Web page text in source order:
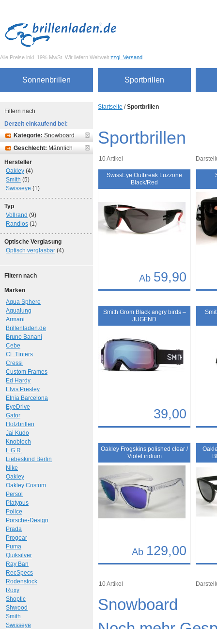
Alle Preise inkl. 19% MwSt. Wir liefern Weltweit zzgl. Versand
Sonnenbrillen Sportbrillen
Startseite /Sportbrillen
Sportbrillen
10 Artikel
SwissEye Outbreak Luzzone
Black/Red
Ab 59,90
Art.-Nr.: 7017 Art.-
Smith Grom Black angry birds –
JUGEND
39,00
Art.-Nr.: 10692 Art.-
Oakley Frogskins polished clear /
Violet iridium
Ab 129,00
Art.-Nr.: 9411 Art.-
10 Artikel
Snowboard
Filtern nach
Derzeit einkaufend bei:
Kategorie: Snowboard
Geschlecht: Männlich
Hersteller
Oakley (4)
Smith (5)
Swisseye (1)
Typ
Vollrand (9)
Randlos (1)
Optische Verglasung
Optisch verglasbar (4)
Filtern nach
Marken
Aqua Sphere
Aqualung
Armani
Brillenladen.de
Bruno Banani
Cebe
CL Tinters
Cressi
Custom Frames
Ed Hardy
Elvis Presley
Etnia Barcelona
EyeDrive
Gator
Holzbrillen
Jai Kudo
Knobloch
L.G.R.
Liebeskind Berlin
Nike
Oakley
Oakley Costum
Persol
Platypus
Police
Porsche-Design
Prada
Progear
Puma
Quiksilver
Ray Ban
RecSpecs
Rodenstock
Roxy
Shoptic
Shwood
Smith
Swisseye